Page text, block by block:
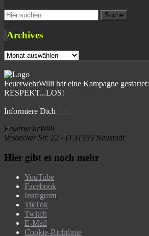
Archives
Archives
FeuerwehrWilli hat eine Kampagne gestartet:
RESPEKT...LOS!
Informiere Dich
FeuerwehrWilli
Vesbecker Str. 22 - D 31535 Neustadt
Hier gibt es noch mehr
YouTube
Facebook
Instagram
TikTok
Twitch
E-Mail
Cookie-Richtlinie